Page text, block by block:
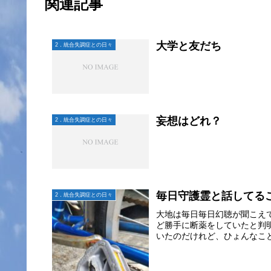
関連記事
2．統合失調症との日々 大学と友だち
2．統合失調症との日々 妄想はどれ？
2．統合失調症との日々 毎日守護霊と話してる
大地は毎日毎日幻聴が聞こえ
ど勝手に断薬をしていたと
いたのだけれど、ひょんなこ